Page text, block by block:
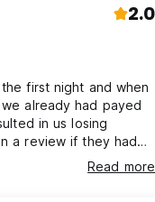
2.0
first night and when
already had payed
in us losing
a review if they had
even stay there.Read more